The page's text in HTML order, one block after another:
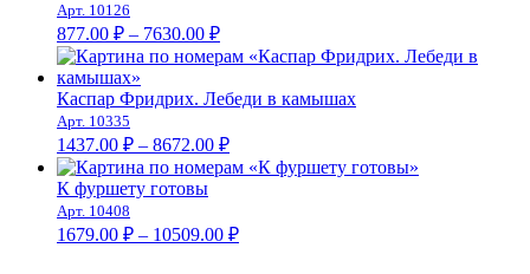
Арт. 10126
877.00 ₽ – 7630.00 ₽Диапазон
цен:
–
Каспар Фридрих. Лебеди в камышах
Арт. 10335
1437.00 ₽ – 8672.00 ₽Диапазон
цен:
8672.00 ₽
К фуршету готовы
Арт. 10408
1679.00 ₽ – 10509.00 ₽Диапазон